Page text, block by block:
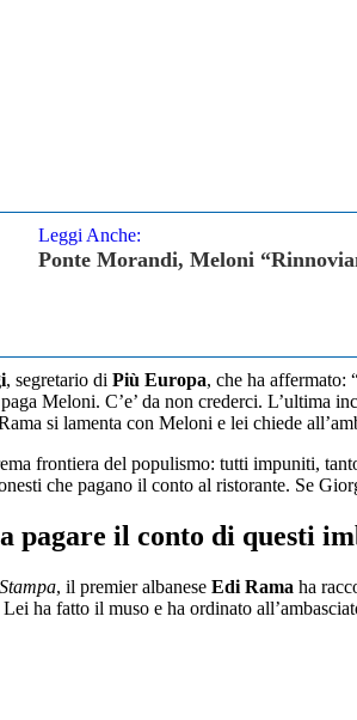
Leggi Anche:
Ponte Morandi, Meloni
, segretario di Più Europa, che ha affermato:
Meloni. C’e’ da non crederci. L’ultima
si lamenta con Meloni e lei chiede
frontiera del populismo: tutti impuniti,
che pagano il conto al ristorante. Se
pagare il conto di questi
, il premier albanese Edi Rama ha
ha fatto il muso e ha ordinato